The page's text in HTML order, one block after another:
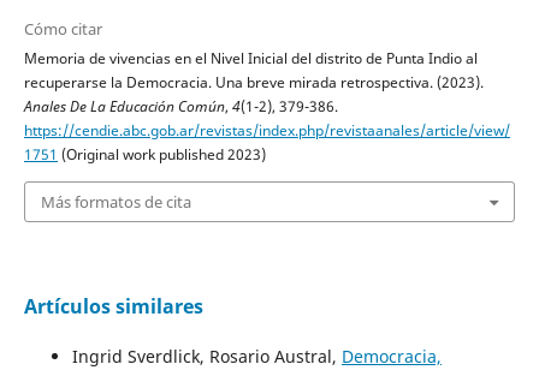
Cómo citar
Memoria de vivencias en el Nivel Inicial del distrito de Punta Indio al
recuperarse la Democracia. Una breve mirada retrospectiva. (2023).
Anales De La Educación Común, 4(1-2), 379-386.
https://cendie.abc.gob.ar/revistas/index.php/revistaanales/article/view/
1751 (Original work published 2023)
Más formatos de cita
Artículos similares
Ingrid Sverdlick, Rosario Austral, Democracia,